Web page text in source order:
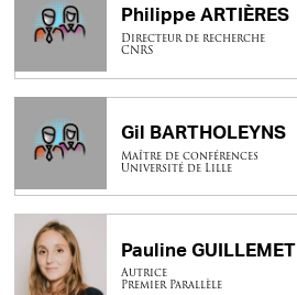
Philippe ARTIÈRES
Directeur de recherche
CNRS
Gil BARTHOLEYNS
Maître de conférences
Université de Lille
Pauline GUILLEMET
Autrice
Premier Parallèle